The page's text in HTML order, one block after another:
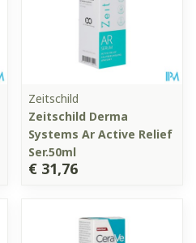
Zeitschild
Zeitschild Derma
Systems Ar Active Relief
Ser.50ml
€ 31,76